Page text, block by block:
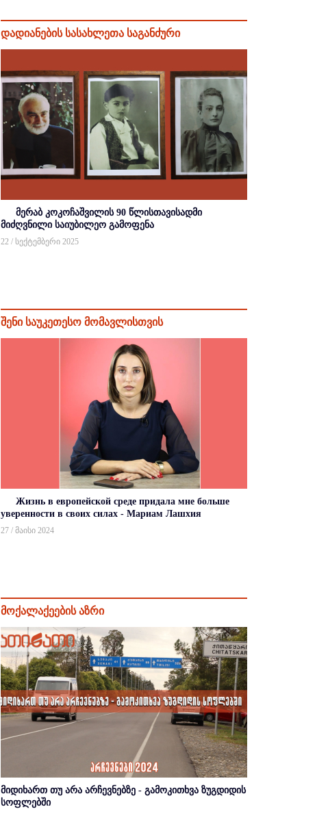
დადიანების სასახლეთა საგანძური
მერაბ კოკოჩაშვილის 90 წლისთავისადმი
მიძღვნილი საიუბილეო გამოფენა
22 / სექტემბერი 2025
შენი საუკეთესო მომავლისთვის
Жизнь в европейской среде придала мне больше
уверенности в своих силах - Мариам Лашхия
27 / მაისი 2024
მოქალაქეების აზრი
მიდიხართ თუ არა არჩევნებზე - გამოკითხვა ზუგდიდის
სოფლებში